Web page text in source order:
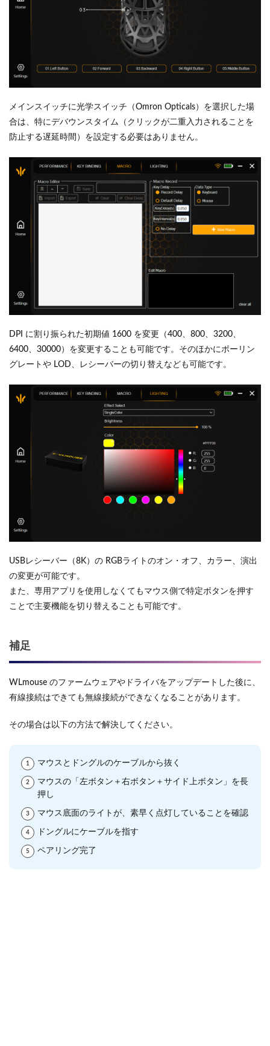
メインスイッチに光学スイッチ（Omron Opticals）を選択した場
合は、特にデバウンスタイム（クリックが二重入力されることを
防止する遅延時間）を設定する必要はありません。
DPI に割り振られた初期値 1600 を変更（400、800、3200、
6400、30000）を変更することも可能です。そのほかにポーリン
グレートや LOD、レシーバーの切り替えなども可能です。
USBレシーバー（8K）の RGBライトのオン・オフ、カラー、演出
の変更が可能です。
また、専用アプリを使用しなくてもマウス側で特定ボタンを押す
ことで主要機能を切り替えることも可能です。
補足
WLmouse のファームウェアやドライバをアップデートした後に、
有線接続はできても無線接続ができなくなることがあります。
その場合は以下の方法で解決してください。
マウスとドングルのケーブルから抜く
マウスの「左ボタン＋右ボタン＋サイド上ボタン」を長
押し
マウス底面のライトが、素早く点灯していることを確認
ドングルにケーブルを指す
ペアリング完了